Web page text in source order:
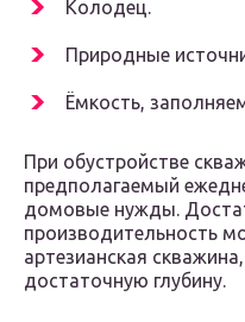
Колодец.
Природные
Ёмкость,
При обустройстве
предполагаемый
домовые нужды.
производительность
артезианская
достаточную глубину.